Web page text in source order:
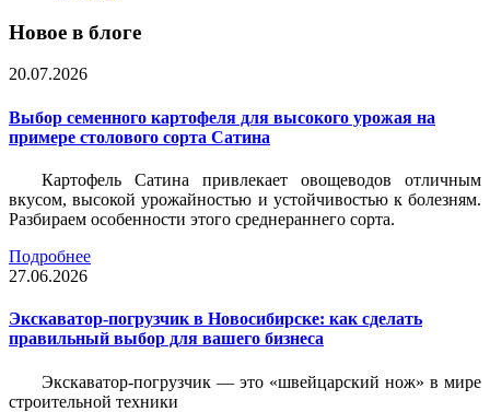
Новое в блоге
20.07.2026
Выбор семенного картофеля для высокого урожая на
примере столового сорта Сатина
Картофель Сатина привлекает овощеводов отличным
вкусом, высокой урожайностью и устойчивостью к болезням.
Разбираем особенности этого среднераннего сорта.
Подробнее
27.06.2026
Экскаватор-погрузчик в Новосибирске: как сделать
правильный выбор для вашего бизнеса
Экскаватор-погрузчик — это «швейцарский нож» в мире
строительной техники